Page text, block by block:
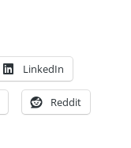
LinkedIn
Reddit